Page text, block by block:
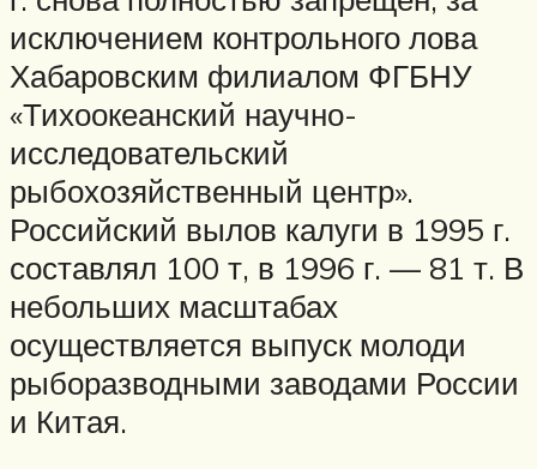
исключением контрольного лова
Хабаровским филиалом ФГБНУ
«Тихоокеанский научно-
исследовательский
рыбохозяйственный центр».
Российский вылов калуги в 1995 г.
составлял 100 т, в 1996 г. — 81 т. В
небольших масштабах
осуществляется выпуск молоди
рыборазводными заводами России
и Китая.